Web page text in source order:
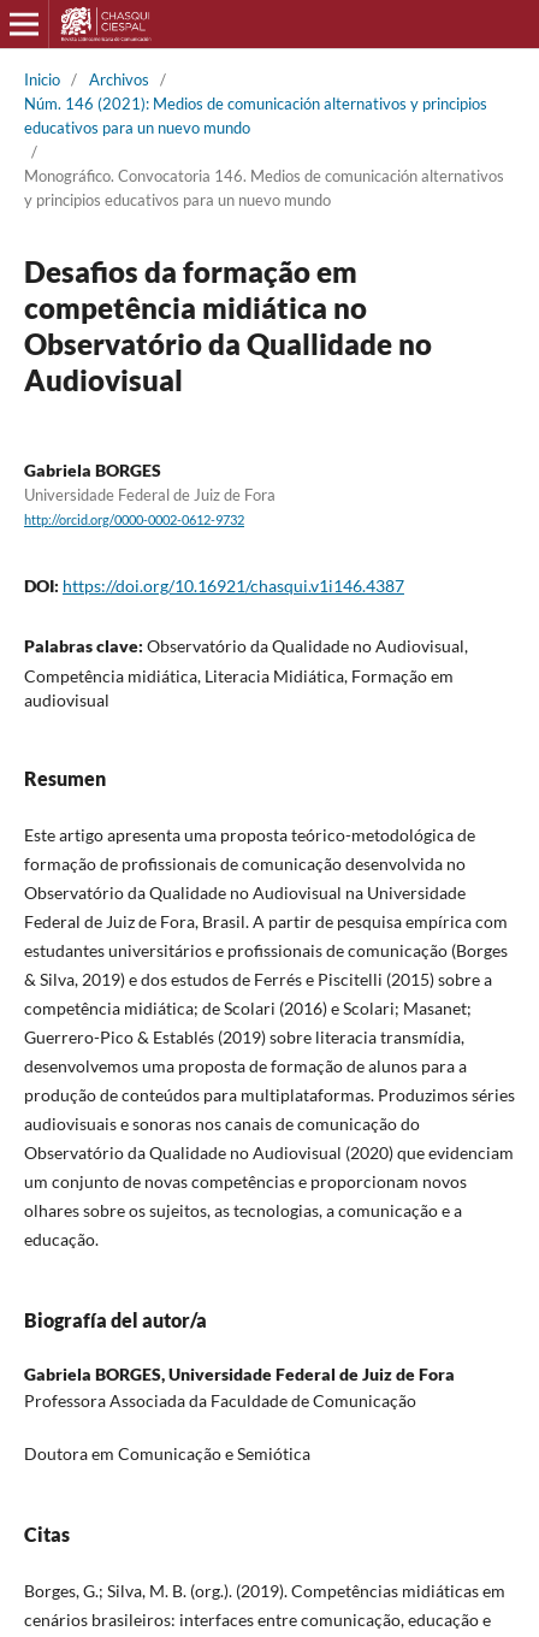
Inicio / Archivos
/
Núm. 146 (2021): Medios de comunicación alternativos y principios
educativos para un nuevo mundo
/
Monográfico. Convocatoria 146. Medios de comunicación alternativos
y principios educativos para un nuevo mundo
Desafios da formação em
competência midiática no
Observatório da Quallidade no
Audiovisual
Gabriela BORGES
Universidade Federal de Juiz de Fora
http://orcid.org/0000-0002-0612-9732
DOI: https://doi.org/10.16921/chasqui.v1i146.4387
Palabras clave: Observatório da Qualidade no Audiovisual,
Competência midiática, Literacia Midiática, Formação em
audiovisual
Resumen
Este artigo apresenta uma proposta teórico-metodológica de
formação de profissionais de comunicação desenvolvida no
Observatório da Qualidade no Audiovisual na Universidade
Federal de Juiz de Fora, Brasil. A partir de pesquisa empírica com
estudantes universitários e profissionais de comunicação (Borges
& Silva, 2019) e dos estudos de Ferrés e Piscitelli (2015) sobre a
competência midiática; de Scolari (2016) e Scolari; Masanet;
Guerrero-Pico & Establés (2019) sobre literacia transmídia,
desenvolvemos uma proposta de formação de alunos para a
produção de conteúdos para multiplataformas. Produzimos séries
audiovisuais e sonoras nos canais de comunicação do
Observatório da Qualidade no Audiovisual (2020) que evidenciam
um conjunto de novas competências e proporcionam novos
olhares sobre os sujeitos, as tecnologias, a comunicação e a
educação.
Biografía del autor/a
Gabriela BORGES,Universidade Federal de Juiz de Fora
Professora Associada da Faculdade de Comunicação
Doutora em Comunicação e Semiótica
Citas
Borges, G.; Silva, M. B. (org.). (2019). Competências midiáticas em
cenários brasileiros: interfaces entre comunicação, educação e